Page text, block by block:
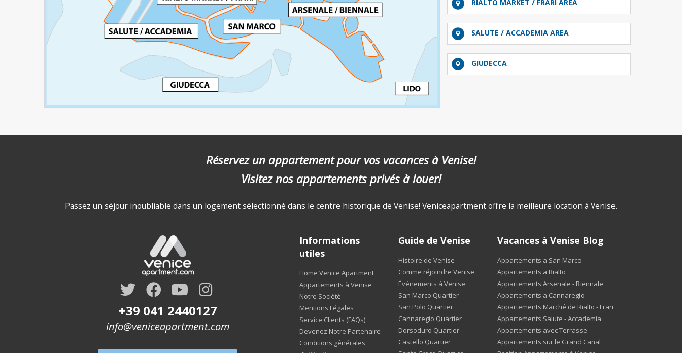
RIALTO MARKET / FRARI AREA
SALUTE / ACCADEMIA AREA
GIUDECCA
Réservez un appartement pour vos vacances à Venise!
Visitez nos appartements privés à louer!
Passez un séjour inoubliable dans un logement sélectionné dans le centre historique de Venise! Veniceapartment offre la meilleure location à Venise.
+39 041 2440127
info@veniceapartment.com
Informations
utiles
Home Venice Apartment
Appartements à Venise
Notre Société
Mentions Légales
Service Clients (FAQs)
Devenez Notre Partenaire
Conditions générales
Guide de Venise
Histoire de Venise
Comme réjoindre Venise
Événements à Venise
San Marco Quartier
San Polo Quartier
Cannaregio Quartier
Dorsoduro Quartier
Castello Quartier
Vacances à Venise Blog
Appartements a San Marco
Appartements a Rialto
Appartements Arsenale - Biennale
Appartements a Cannaregio
Appartements Marché de Rialto - Frari
Appartements Salute - Accademia
Appartements avec Terrasse
Appartements sur le Grand Canal